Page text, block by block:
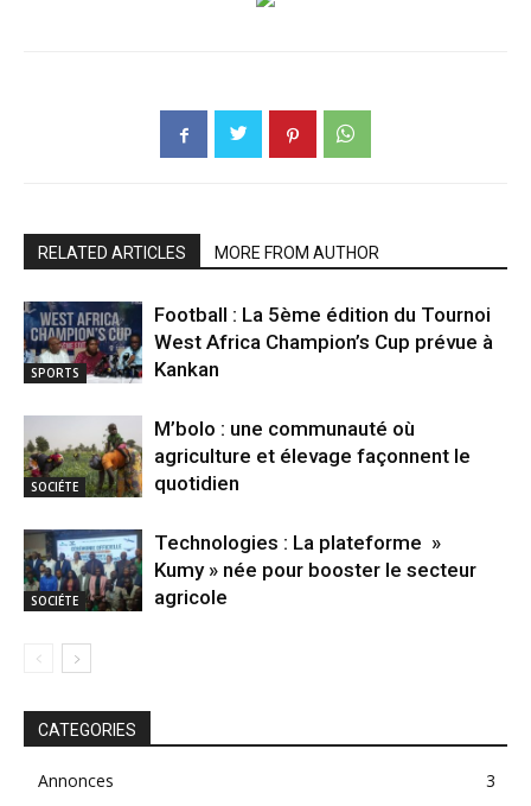
RELATED ARTICLES MORE FROM AUTHOR
SPORTS
Football : La 5ème édition du Tournoi
West Africa Champion’s Cup prévue à
Kankan
SOCIÉTE
M’bolo : une communauté où
agriculture et élevage façonnent le
quotidien
SOCIÉTE
Technologies : La plateforme »
Kumy » née pour booster le secteur
agricole
CATEGORIES
Annonces
3